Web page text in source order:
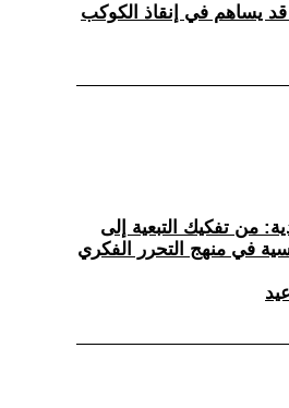
من تفكيك التبعية إلى
في منهج التحرر الفكري